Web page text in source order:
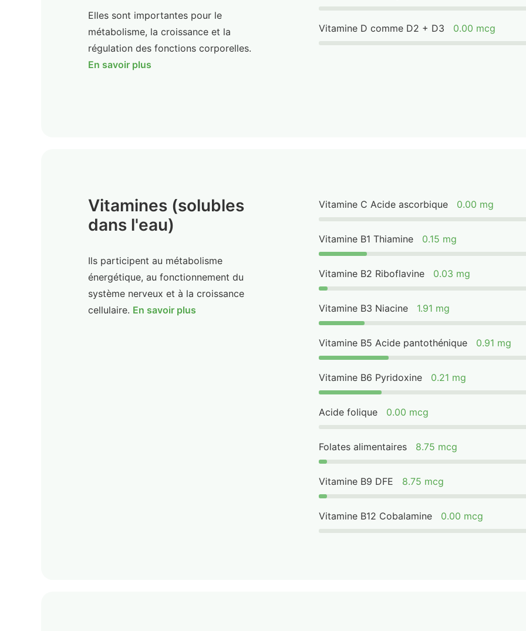
Elles sont importantes pour le
métabolisme, la croissance et la
régulation des fonctions corporelles.
En savoir plus
Vitamine D comme D2 + D3 0.00 mcg
Vitamines (solubles
dans l'eau)
Ils participent au métabolisme
énergétique, au fonctionnement du
système nerveux et à la croissance
cellulaire. En savoir plus
Vitamine C Acide ascorbique 0.00 mg
Vitamine B1 Thiamine 0.15 mg
Vitamine B2 Riboflavine 0.03 mg
Vitamine B3 Niacine 1.91 mg
Vitamine B5 Acide pantothénique 0.91 mg
Vitamine B6 Pyridoxine 0.21 mg
Acide folique 0.00 mcg
Folates alimentaires 8.75 mcg
Vitamine B9 DFE 8.75 mcg
Vitamine B12 Cobalamine 0.00 mcg